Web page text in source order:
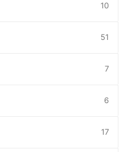
10
51
7
6
17